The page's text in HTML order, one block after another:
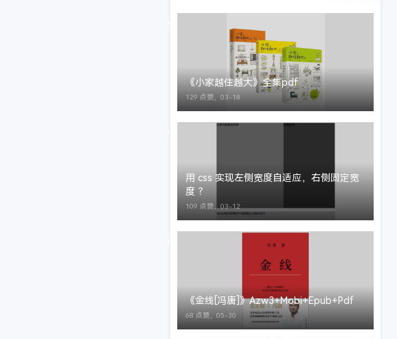
《小家越住越大》全集pdf
129 点赞， 03-18
用 css 实现左侧宽度自适应，右侧固定宽
度 ？
109 点赞， 03-12
《金线[冯唐]》Azw3+Mobi+Epub+Pdf
68 点赞， 05-30